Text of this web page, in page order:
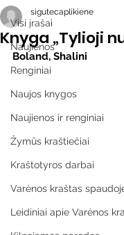
Visi įrašai
Naujienos
Renginiai
Naujos knygos
Naujienos ir renginiai
Žymūs kraštiečiai
Kraštotyros darbai
Varėnos kraštas
Leidiniai apie Varėnos
Knyga „Tylioji
sigutecaplikiene
Boland, Shalini